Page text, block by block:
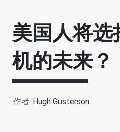
美国人将
机的未来？
作者: Hugh Gusterson